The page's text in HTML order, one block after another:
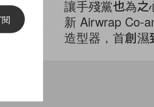
黑
讓手殘黨也為之
新 Airwrap Co-
造型器，首創濕